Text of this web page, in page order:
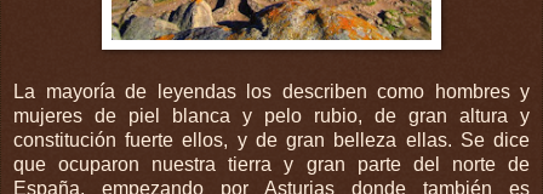
La mayoría de leyendas los describen como hombres y
mujeres de piel blanca y pelo rubio, de gran altura y
constitución fuerte ellos, y de gran belleza ellas. Se dice
que ocuparon nuestra tierra y gran parte del norte de
España, empezando por Asturias donde también es